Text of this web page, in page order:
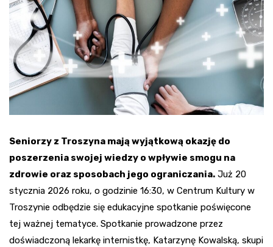
Seniorzy z Troszyna mają wyjątkową okazję do
poszerzenia swojej wiedzy o wpływie smogu na
zdrowie oraz sposobach jego ograniczania. Już 20
stycznia 2026 roku, o godzinie 16:30, w Centrum Kultury w
Troszynie odbędzie się edukacyjne spotkanie poświęcone
tej ważnej tematyce. Spotkanie prowadzone przez
doświadczoną lekarkę internistkę, Katarzynę Kowalską, skupi